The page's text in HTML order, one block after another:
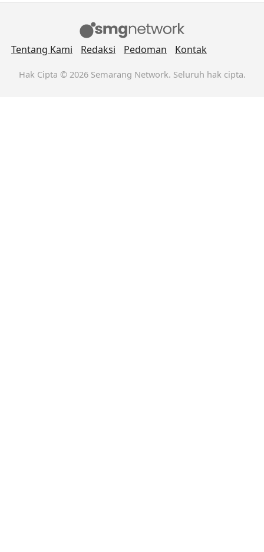
Tentang Kami Redaksi Pedoman Kontak
Hak Cipta © 2026 Semarang Network. Seluruh hak cipta.